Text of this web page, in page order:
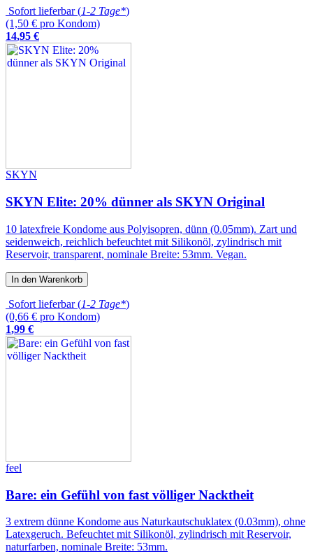
Sofort lieferbar (1-2 Tage*)
(1,50 € pro Kondom)
14,95 €
SKYN
SKYN Elite: 20% dünner als SKYN Original
10 latexfreie Kondome aus Polyisopren, dünn (0.05mm). Zart und
seidenweich, reichlich befeuchtet mit Silikonöl, zylindrisch mit
Reservoir, transparent, nominale Breite: 53mm. Vegan.
In den Warenkorb
Sofort lieferbar (1-2 Tage*)
(0,66 € pro Kondom)
1,99 €
feel
Bare: ein Gefühl von fast völliger Nacktheit
3 extrem dünne Kondome aus Naturkautschuklatex (0.03mm), ohne
Latexgeruch. Befeuchtet mit Silikonöl, zylindrisch mit Reservoir,
naturfarben, nominale Breite: 53mm.